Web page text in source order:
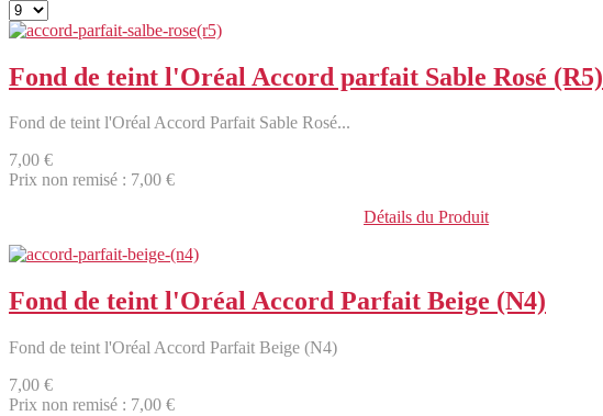
Fond de teint l'Oréal Accord parfait Sable Rosé (R5)
Fond de teint l'Oréal Accord Parfait Sable Rosé...
7,00 €
Prix non remisé : 7,00 €
Détails du Produit
Fond de teint l'Oréal Accord Parfait Beige (N4)
Fond de teint l'Oréal Accord Parfait Beige (N4)
7,00 €
Prix non remisé : 7,00 €